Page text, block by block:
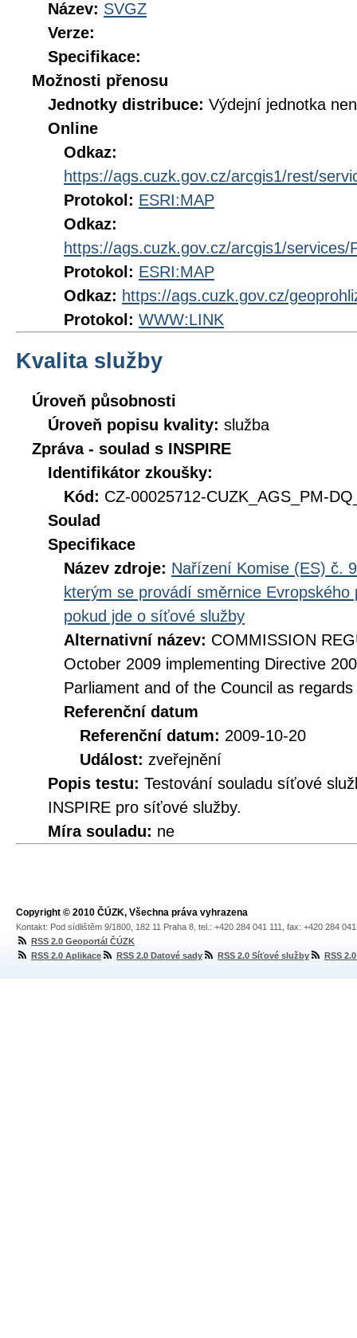
Název: SVGZ
Verze:
Specifikace:
Možnosti přenosu
Jednotky distribuce: Výdejní jednotka
Online
Odkaz:
https://ags.cuzk.gov.cz/arcgis1/rest/
Protokol: ESRI:MAP
Odkaz:
https://ags.cuzk.gov.cz/arcgis1/
Protokol: ESRI:MAP
Odkaz: https://ags.cuzk.gov.cz/
Protokol: WWW:LINK
Kvalita služby
Úroveň působnosti
Úroveň popisu kvality: služba
Zpráva - soulad s INSPIRE
Identifikátor zkoušky:
Kód: CZ-00025712-CUZK_AGS_PM-
Soulad
Specifikace
Název zdroje: Nařízení Komise (ES) č.
kterým se provádí směrnice
pokud jde o síťové služby
Alternativní název: COMMISSION
October 2009 implementing Directive
Parliament and of the Council as
Referenční datum
Referenční datum: 2009-10-20
Událost: zveřejnění
Popis testu: Testování souladu síťové
INSPIRE pro síťové služby.
Míra souladu: ne
Copyright © 2010 ČÚZK, Všechna práva vyhrazena
Kontakt: Pod sídlištěm 9/1800, 182 11 Praha 8, tel.: +420 284 041 111, fax: +420 284
RSS 2.0 Geoportál ČÚZK
RSS 2.0 Aplikace
RSS 2.0 Datové sady RSS 2.0 Síťové služby RSS